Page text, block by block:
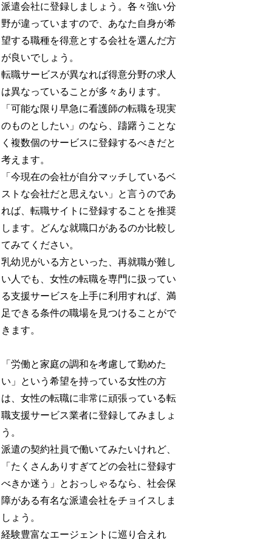
派遣会社に登録しましょう。各々強い分
野が違っていますので、あなた自身が希
望する職種を得意とする会社を選んだ方
が良いでしょう。
転職サービスが異なれば得意分野の求人
は異なっていることが多々あります。
「可能な限り早急に看護師の転職を現実
のものとしたい」のなら、躊躇うことな
く複数個のサービスに登録するべきだと
考えます。
「今現在の会社が自分マッチしているベ
ストな会社だと思えない」と言うのであ
れば、転職サイトに登録することを推奨
します。どんな就職口があるのか比較し
てみてください。
乳幼児がいる方といった、再就職が難し
い人でも、女性の転職を専門に扱ってい
る支援サービスを上手に利用すれば、満
足できる条件の職場を見つけることがで
きます。
「労働と家庭の調和を考慮して勤めた
い」という希望を持っている女性の方
は、女性の転職に非常に頑張っている転
職支援サービス業者に登録してみましょ
う。
派遣の契約社員で働いてみたいけれど、
「たくさんありすぎてどの会社に登録す
べきか迷う」とおっしゃるなら、社会保
障がある有名な派遣会社をチョイスしま
しょう。
経験豊富なエージェントに巡り合えれ